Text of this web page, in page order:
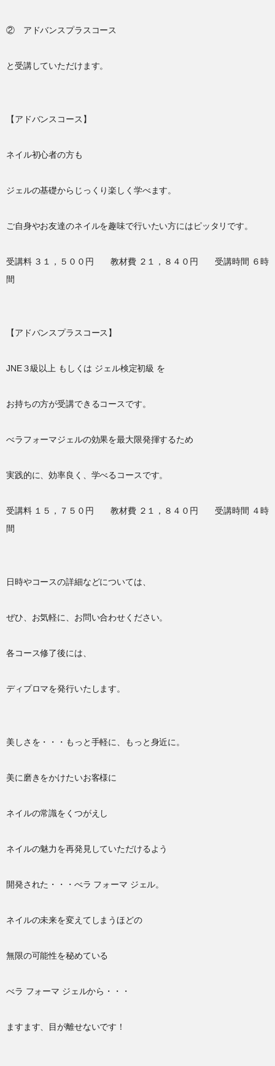
② アドバンスプラスコース
と受講していただけます。
【アドバンスコース】
ネイル初心者の方も
ジェルの基礎からじっくり楽しく学べます。
ご自身やお友達のネイルを趣味で行いたい方にはピッタリです。
受講料 ３１，５００円 教材費 ２１，８４０円 受講時間 ６時
間
【アドバンスプラスコース】
JNE３級以上 もしくは ジェル検定初級 を
お持ちの方が受講できるコースです。
べラフォーマジェルの効果を最大限発揮するため
実践的に、効率良く、学べるコースです。
受講料 １５，７５０円 教材費 ２１，８４０円 受講時間 ４時
間
日時やコースの詳細などについては、
ぜひ、お気軽に、お問い合わせください。
各コース修了後には、
ディプロマを発行いたします。
美しさを・・・もっと手軽に、もっと身近に。
美に磨きをかけたいお客様に
ネイルの常識をくつがえし
ネイルの魅力を再発見していただけるよう
開発された・・・べラ フォーマ ジェル。
ネイルの未来を変えてしまうほどの
無限の可能性を秘めている
べラ フォーマ ジェルから・・・
ますます、目が離せないです！